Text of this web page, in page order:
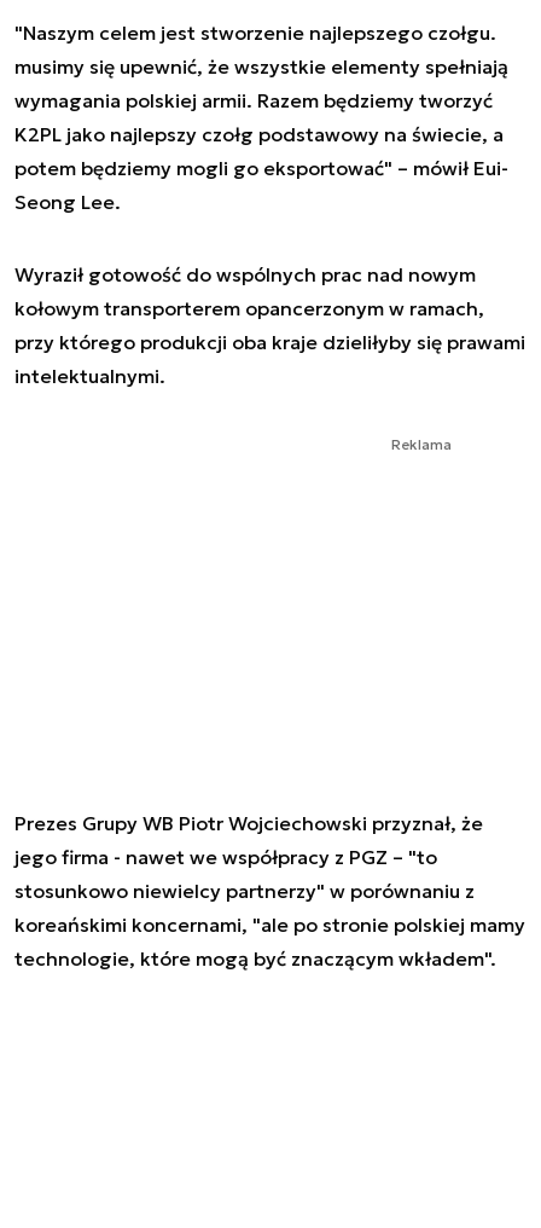
"Naszym celem jest stworzenie najlepszego czołgu.
musimy się upewnić, że wszystkie elementy spełniają
wymagania polskiej armii. Razem będziemy tworzyć
K2PL jako najlepszy czołg podstawowy na świecie, a
potem będziemy mogli go eksportować" – mówił Eui-
Seong Lee.
Wyraził gotowość do wspólnych prac nad nowym
kołowym transporterem opancerzonym w ramach,
przy którego produkcji oba kraje dzieliłyby się prawami
intelektualnymi.
Reklama
Prezes Grupy WB Piotr Wojciechowski przyznał, że
jego firma - nawet we współpracy z PGZ – "to
stosunkowo niewielcy partnerzy" w porównaniu z
koreańskimi koncernami, "ale po stronie polskiej mamy
technologie, które mogą być znaczącym wkładem".